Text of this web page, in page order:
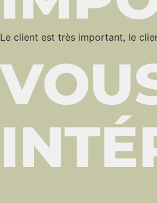
Le client est très important, le